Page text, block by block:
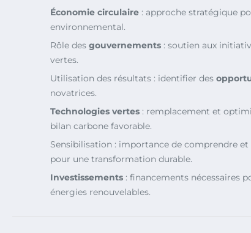
Économie circulaire : approche stratégique
environnemental.
Rôle des gouvernements : soutien aux
vertes.
Utilisation des résultats : identifier des
novatrices.
Technologies vertes : remplacement et
bilan carbone favorable.
Sensibilisation : importance de comprendre et
pour une transformation durable.
Investissements : financements nécessaires
énergies renouvelables.